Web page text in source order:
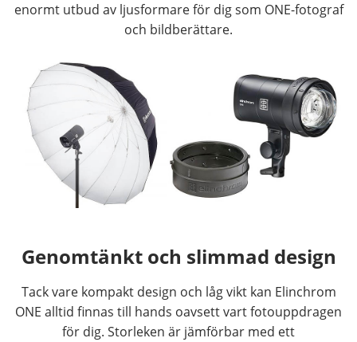
enormt utbud av ljusformare för dig som ONE-fotograf
och bildberättare.
Genomtänkt och slimmad design
Tack vare kompakt design och låg vikt kan Elinchrom
ONE alltid finnas till hands oavsett vart fotouppdragen
för dig. Storleken är jämförbar med ett